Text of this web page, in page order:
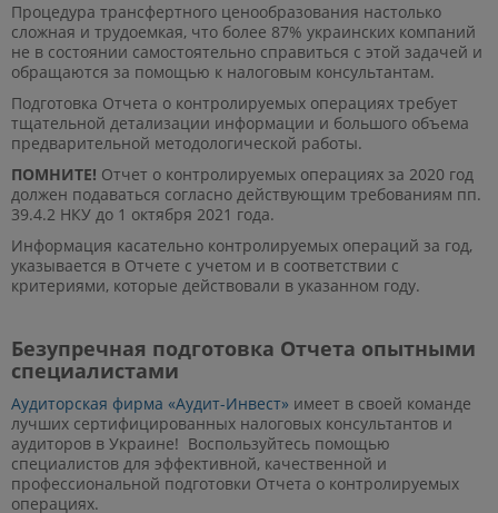
Процедура трансфертного ценообразования настолько
сложная и трудоемкая, что более 87% украинских компаний
не в состоянии самостоятельно справиться с этой задачей и
обращаются за помощью к налоговым консультантам.
Подготовка Отчета о контролируемых операциях требует
тщательной детализации информации и большого объема
предварительной методологической работы.
ПОМНИТЕ! Отчет о контролируемых операциях за 2020 год
должен подаваться согласно действующим требованиям пп.
39.4.2 НКУ до 1 октября 2021 года.
Информация касательно контролируемых операций за год,
указывается в Отчете с учетом и в соответствии с
критериями, которые действовали в указанном году.
Безупречная подготовка Отчета опытными
специалистами
Аудиторская фирма «Аудит-Инвест» имеет в своей команде
лучших сертифицированных налоговых консультантов и
аудиторов в Украине! Воспользуйтесь помощью
специалистов для эффективной, качественной и
профессиональной подготовки Отчета о контролируемых
операциях.